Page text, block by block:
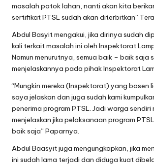
masalah patok lahan, nanti akan kita
sertifikat PTSL sudah akan diterbitkan”
Abdul Basyit mengakui, jika dirinya sudah
kali terkait masalah ini oleh Inspektorat
Namun menurutnya, semua baik – baik saja
menjelaskannya pada pihak Inspektorat
“Mungkin mereka (Inspektorat) yang bosen
saya jelaskan dan juga sudah kami
penerima program PTSL. Jadi warga sendiri
menjelaskan jika pelaksanaan program
baik saja” Paparnya.
Abdul Baasyit juga mengungkapkan, jika
ini sudah lama terjadi dan diduga kuat